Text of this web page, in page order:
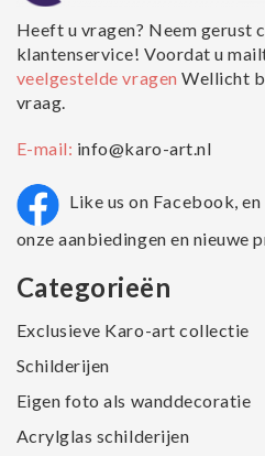
Heeft u vragen? Neem gerust
klantenservice! Voordat u
veelgestelde vragenWellicht
vraag.
E-mail: info@karo-art.nl
Like us on Facebook,
onze aanbiedingen en nieuwe
Categorieën
Exclusieve Karo-art collectie
Schilderijen
Eigen foto als wanddecoratie
Acrylglas schilderijen